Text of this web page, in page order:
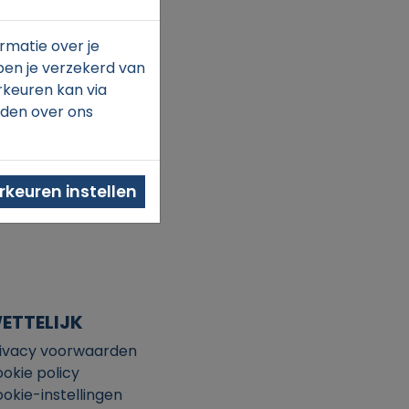
voorwaarden
policy
instellingen
over je
je verzekerd van
kan via
over ons
instellen